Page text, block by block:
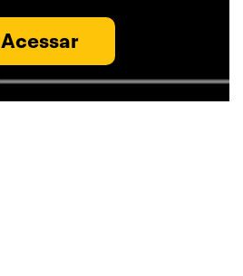
Acessar